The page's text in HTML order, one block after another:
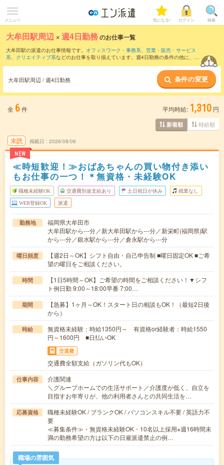
メニュー 気になる! ログイン 検索
大牟田駅周辺 ×週4日勤務のお仕事一覧
大牟田駅の派遣のお仕事情報です。 オフィスワーク・事務系、 営業・販売・サービス
系、 クリエイティブ系などのお仕事を取り揃えています。週4日勤務の条件の他に、 交
大牟田駅周辺 / 週4日勤務 条件の変更
全 6件 平均時給: 1,310 円
新着順 時給順
未読
NEW
掲載日 2026/08/06
≪時短歓迎！≫おばあちゃんの買い物付き添い
もお仕事の一つ！＊無資格・未経験OK
職種未経験OK 交通費別途支給あり 土日祝日が休み 残業なし
WEB登録OK 派遣
勤務地
福岡県大牟田市
大牟田駅から---分／新大牟田駅から---分／新栄町(福岡県)駅
から---分／銀水駅から---分／倉永駅から---分
曜日頻度
【週2日～OK】シフト自由・自己申告制 ■曜日固定OK ■ご希
望の曜日をご相談ください。
時間
【1日5時間～OK】ご希望の時間をご相談ください！▼シフ
ト例日勤 9:00～18:00早番 7:00…
期間
【急募】1ヶ月～OK！スタート日の相談もOK！（最短2日後
から）
時給
無資格未経験：時給1350円～ 有資格or経験者：時給1550
円～1600円 ■日払いOK
交通費
交通費全額支給（ガソリン代もOK）
仕事内容
介護関連
＼グループホームでの生活サポート／介護度が低く、自立を
目指すお年寄りが、他の利用者さんとの共同生活を…
応募資格
職種未経験OK / ブランクOK / パソコンスキル不要 / 英語力不
要
≪募集条件≫・無資格未経験OK・10名以上採用※週16時間未
満の勤務希望の方は以下の日雇派遣禁止の例…
職場の雰囲気